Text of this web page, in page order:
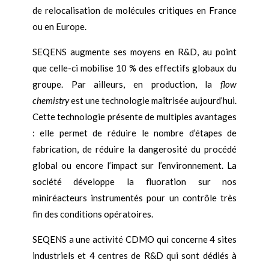
de relocalisation de molécules critiques en France
ou en Europe.
SEQENS augmente ses moyens en R&D, au point
que celle-ci mobilise 10 % des effectifs globaux du
groupe. Par ailleurs, en production, laflow
chemistryest une technologie maîtrisée aujourd’hui.
Cette technologie présente de multiples avantages
: elle permet de réduire le nombre d’étapes de
fabrication, de réduire la dangerosité du procédé
global ou encore l’impact sur l’environnement. La
société développe la fluoration sur nos
miniréacteurs instrumentés pour un contrôle très
fin des conditions opératoires.
SEQENS a une activité CDMO qui concerne 4 sites
industriels et 4 centres de R&D qui sont dédiés à